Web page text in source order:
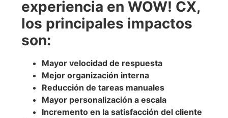
experiencia en WOW! CX,
los principales impactos
son:
Mayor velocidad de respuesta
Mejor organización interna
Reducción de tareas manuales
Mayor personalización a escala
Incremento en la satisfacción del cliente